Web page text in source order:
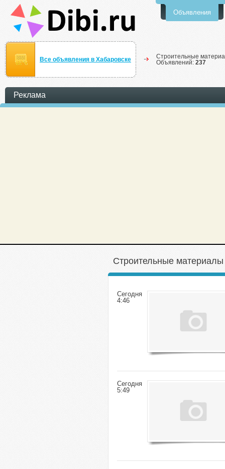
Объявления
Все объявления в Хабаровске
Строительные
Объявлений: 237
Реклама
Строительные
Сегодня
4:46
Сегодня
5:49